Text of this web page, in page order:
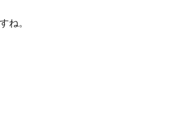
ね。